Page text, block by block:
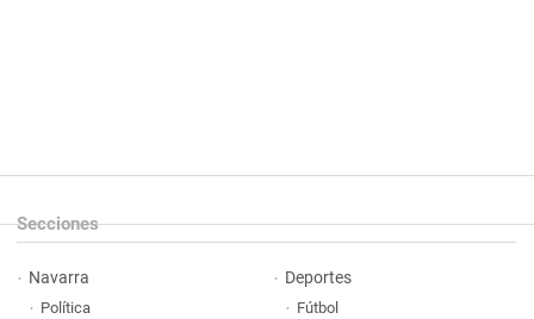
Secciones
Navarra
Política
Deportes
Fútbol